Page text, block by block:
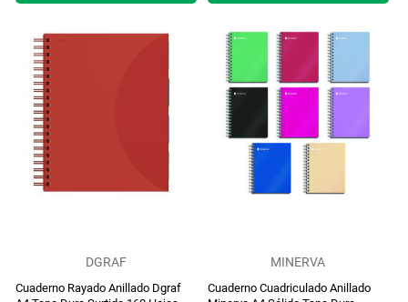
DGRAF
Cuaderno Rayado Anillado Dgraf
MINERVA
Cuaderno Cuadriculado Anillado